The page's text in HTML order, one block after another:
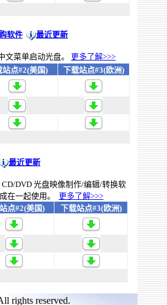
软件 最近更新
文菜单启动光盘。 更多了解>>>
站点#2(美国)
下载站点#3(欧洲)
最近更新
CD/DVD光盘映像制作/编辑/转换软
在一起使用。 更多了解>>>
点#2(美国)
下载站点#3(欧洲)
rights reserved.